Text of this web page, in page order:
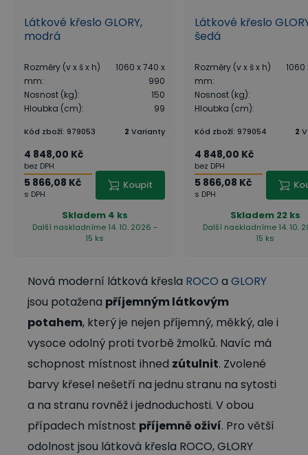
Látkové křeslo GLORY,
modrá
Rozměry (v x š x h)
mm:
1060 x 740 x
990
Nosnost (kg):
150
Hloubka (cm): 99
Kód zboží: 979053 2 Varianty
4 848,00 Kč
bez DPH
5 866,08 Kč
s DPH
Koupit
Skladem 4 ks
Další naskladníme 14. 10. 2026 -
15 ks
Látkové křeslo
šedá
Rozměry (v x š x h)
mm:
1060
Nosnost (kg):
Hloubka (cm):
Kód zboží: 979054 2
4 848,00 Kč
bez DPH
5 866,08 Kč
s DPH
Skladem 22 ks
Další naskladníme 14. 10.
15 ks
Nová moderní látková křesla ROCO a GLORY
jsou potažena příjemným látkovým
potahem, který je nejen příjemný, měkký, ale i
vysoce odolný proti tvorbě žmolků. Navíc má
schopnost místnost ihned zútulnit. Zvolené
barvy křesel nešetří na jednu stranu na sytosti
a na stranu rovněž i jednoduchosti. V obou
případech místnost příjemně oživí. Pro větší
odolnost jsou látková křesla ROCO, GLORY